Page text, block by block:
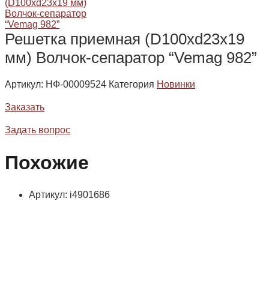
Решетка приемная (D100хd23х19
мм) Волчок-сепаратор “Vemag 982”
Артикул: НФ-00009524 Категория Новинки
Заказать
Задать вопрос
Похожие
Артикул: i4901686